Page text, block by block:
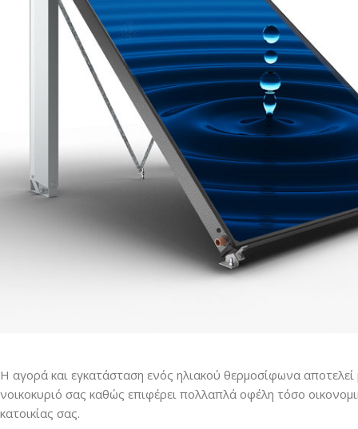
Η αγορά και εγκατάσταση ενός ηλιακού θερμοσίφωνα
νοικοκυριό σας καθώς επιφέρει πολλαπλά οφέλη τόσο
κατοικίας σας.